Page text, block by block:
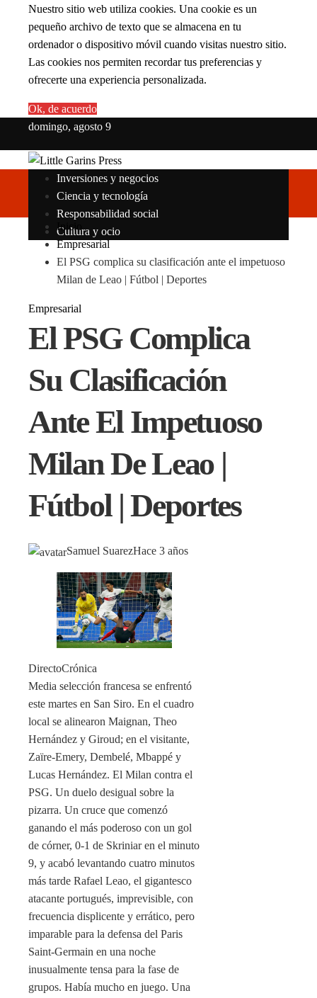
Nuestro sitio web utiliza cookies. Una cookie es un
pequeño archivo de texto que se almacena en tu
ordenador o dispositivo móvil cuando visitas nuestro sitio.
Las cookies nos permiten recordar tus preferencias y
ofrecerte una experiencia personalizada.
Ok, de acuerdo
domingo, agosto 9
Inversiones y negocios
Ciencia y tecnología
Responsabilidad social
Cultura y ocio
Inicio
Empresarial
El PSG complica su clasificación ante el impetuoso
Milan de Leao | Fútbol | Deportes
Empresarial
El PSG Complica
Su Clasificación
Ante El Impetuoso
Milan De Leao |
Fútbol | Deportes
Samuel SuarezHace 3 años
DirectoCrónica
Media selección francesa se enfrentó
este martes en San Siro. En el cuadro
local se alinearon Maignan, Theo
Hernández y Giroud; en el visitante,
Zaïre-Emery, Dembelé, Mbappé y
Lucas Hernández. El Milan contra el
PSG. Un duelo desigual sobre la
pizarra. Un cruce que comenzó
ganando el más poderoso con un gol
de córner, 0-1 de Skriniar en el minuto
9, y acabó levantando cuatro minutos
más tarde Rafael Leao, el gigantesco
atacante portugués, imprevisible, con
frecuencia displicente y errático, pero
imparable para la defensa del Paris
Saint-Germain en una noche
inusualmente tensa para la fase de
grupos. Había mucho en juego. Una